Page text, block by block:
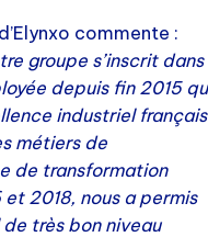
commente :
groupe s’inscrit dans
depuis fin 2015
industriel français
métiers de
de transformation
2018, nous a permis
très bon niveau